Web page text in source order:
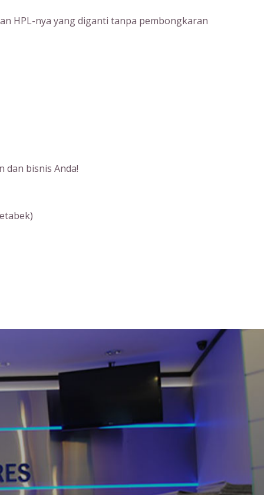
HPL-nya yang diganti tanpa pembongkaran
dan bisnis Anda!